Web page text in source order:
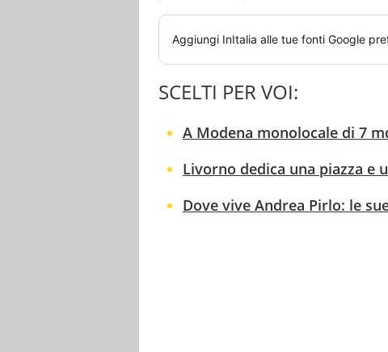
Aggiungi InItalia alle tue fonti Google
SCELTI PER VOI:
A Modena monolocale di 7
Livorno dedica una piazza e
Dove vive Andrea Pirlo: le